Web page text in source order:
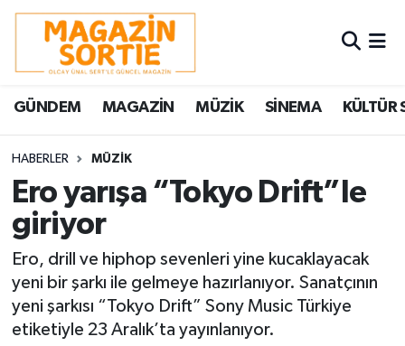
GÜNDEM MAGAZİN MÜZİK SİNEMA KÜLTÜR
HABERLER MÜZİK
Ero yarışa “Tokyo Drift”le
giriyor
Ero, drill ve hiphop sevenleri yine kucaklayacak
yeni bir şarkı ile gelmeye hazırlanıyor. Sanatçının
yeni şarkısı “Tokyo Drift” Sony Music Türkiye
etiketiyle 23 Aralık’ta yayınlanıyor.
Nöbetçi Eczaneler
Hava Durumu
Trafik Durumu
Süper Lig Puan Durumu ve Fikstür
Tüm Manşetler
Son Dakika Haberleri